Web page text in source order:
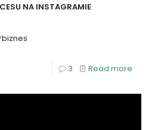
NA INSTAGRAMIE
3 Read more